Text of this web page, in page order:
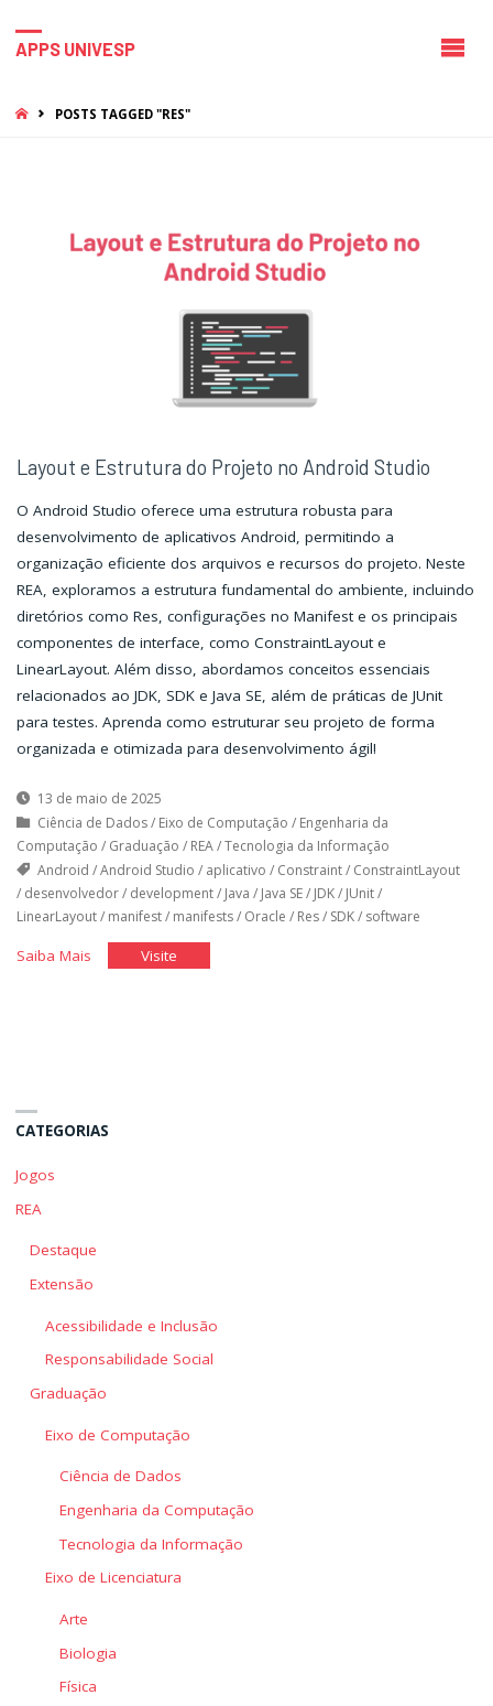
APPS UNIVESP
HOMEPOSTS TAGGED "RES"
Layout e Estrutura do Projeto no Android Studio
O Android Studio oferece uma estrutura robusta para
desenvolvimento de aplicativos Android, permitindo a
organização eficiente dos arquivos e recursos do projeto. Neste
REA, exploramos a estrutura fundamental do ambiente, incluindo
diretórios como Res, configurações no Manifest e os principais
componentes de interface, como ConstraintLayout e
LinearLayout. Além disso, abordamos conceitos essenciais
relacionados ao JDK, SDK e Java SE, além de práticas de JUnit
para testes. Aprenda como estruturar seu projeto de forma
organizada e otimizada para desenvolvimento ágil!
13 de maio de 2025
Ciência de Dados/ Eixo de Computação / Engenharia da
Computação / Graduação / REA/Tecnologia da Informação
Android /Android Studio / aplicativo / Constraint/ ConstraintLayout
/ desenvolvedor/ development/ Java / Java SE/ JDK/ JUnit/
LinearLayout/ manifest/ manifests/ Oracle / Res/ SDK/ software
Saiba Mais"Layout
Studio"
Visite"Layout
CATEGORIAS
Jogos
REA
Destaque
Extensão
Acessibilidade e Inclusão
Responsabilidade Social
Graduação
Eixo de Computação
Ciência de Dados
Engenharia da Computação
Tecnologia da Informação
Eixo de Licenciatura
Arte
Biologia
Física